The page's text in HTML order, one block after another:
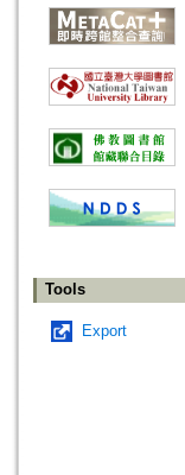
Tools
Export